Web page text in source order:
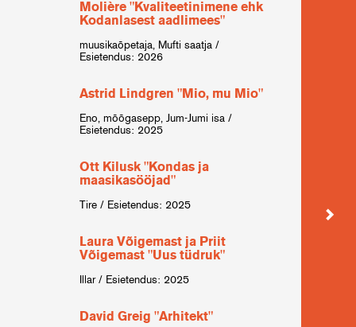
Molière "Kvaliteetinimene ehk
Kodanlasest aadlimees"
muusikaõpetaja, Mufti saatja /
Esietendus: 2026
Astrid Lindgren "Mio, mu Mio"
Eno, mõõgasepp, Jum-Jumi isa /
Esietendus: 2025
Ott Kilusk "Kondas ja
maasikasööjad"
Tire / Esietendus: 2025
Laura Võigemast ja Priit
Võigemast "Uus tüdruk"
Illar / Esietendus: 2025
David Greig "Arhitekt"